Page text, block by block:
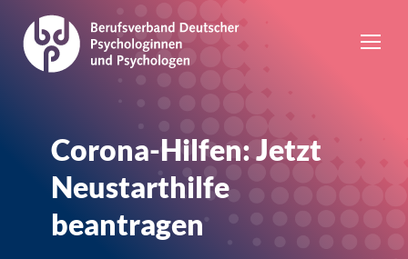
Corona-Hilfen: Jetzt
Neustarthilfe
beantragen